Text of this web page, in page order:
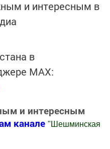
и интересным в
в
MАХ:
и интересным
канале " Шешминская